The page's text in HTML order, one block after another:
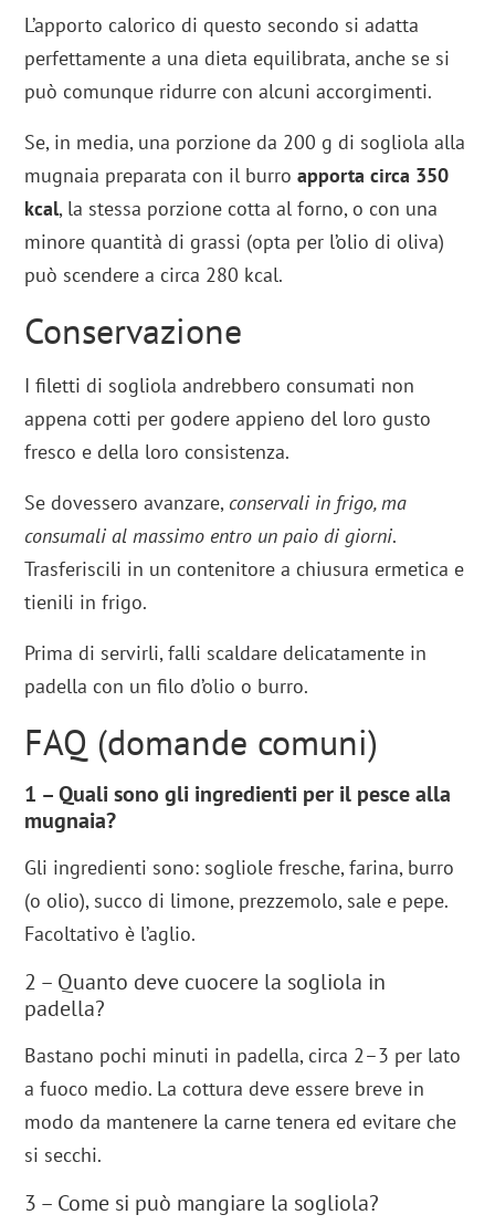
L’apporto calorico di questo secondo si adatta
perfettamente a una dieta equilibrata, anche se si
può comunque ridurre con alcuni accorgimenti.
Se, in media, una porzione da 200 g di sogliola alla
mugnaia preparata con il burroapporta circa 350
kcal, la stessa porzione cotta al forno, o con una
minore quantità di grassi (opta per l’olio di oliva)
può scendere a circa 280 kcal.
Conservazione
I filetti di sogliola andrebbero consumati non
appena cotti per godere appieno del loro gusto
fresco e della loro consistenza.
Se dovessero avanzare, conservali in frigo, ma
consumali al massimo entro un paio di giorni.
Trasferiscili in un contenitore a chiusura ermetica e
tienili in frigo.
Prima di servirli, falli scaldare delicatamente in
padella con un filo d’olio o burro.
FAQ (domande comuni)
1 – Quali sono gli ingredienti per il pesce alla
mugnaia?
Gli ingredienti sono: sogliole fresche, farina, burro
(o olio), succo di limone, prezzemolo, sale e pepe.
Facoltativo è l’aglio.
2 – Quanto deve cuocere la sogliola in
padella?
Bastano pochi minuti in padella, circa 2–3 per lato
a fuoco medio. La cottura deve essere breve in
modo da mantenere la carne tenera ed evitare che
si secchi.
3 – Come si può mangiare la sogliola?